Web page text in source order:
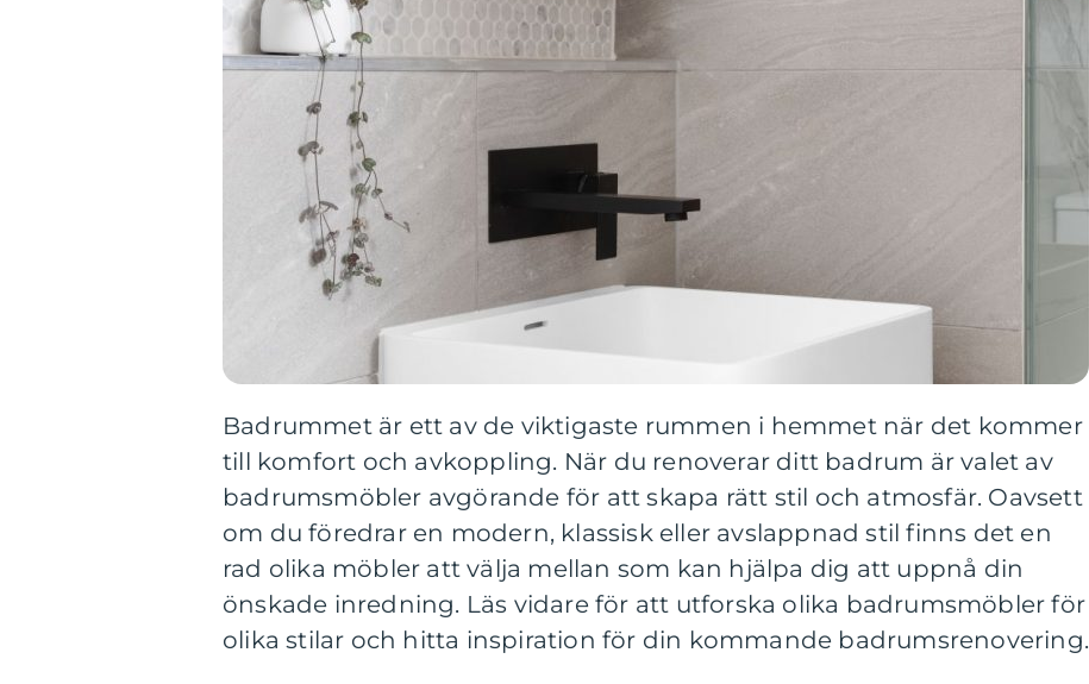
Badrummet är ett av de viktigaste rummen i hemmet när det kommer
till komfort och avkoppling. När du renoverar ditt badrum är valet av
badrumsmöbler avgörande för att skapa rätt stil och atmosfär. Oavsett
om du föredrar en modern, klassisk eller avslappnad stil finns det en
rad olika möbler att välja mellan som kan hjälpa dig att uppnå din
önskade inredning. Läs vidare för att utforska olika badrumsmöbler för
olika stilar och hitta inspiration för din kommande badrumsrenovering.